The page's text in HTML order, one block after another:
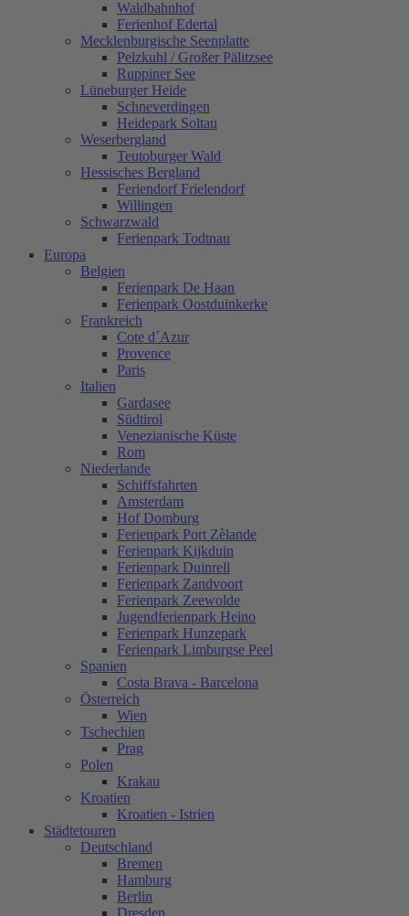
Waldbahnhof
Ferienhof Edertal
Mecklenburgische Seenplatte
Pelzkuhl / Großer Pälitzsee
Ruppiner See
Lüneburger Heide
Schneverdingen
Heidepark Soltau
Weserbergland
Teutoburger Wald
Hessisches Bergland
Feriendorf Frielendorf
Willingen
Schwarzwald
Ferienpark Todtnau
Europa
Belgien
Ferienpark De Haan
Ferienpark Oostduinkerke
Frankreich
Cote d´Azur
Provence
Paris
Italien
Gardasee
Südtirol
Venezianische Küste
Rom
Niederlande
Schiffsfahrten
Amsterdam
Hof Domburg
Ferienpark Port Zèlande
Ferienpark Kijkduin
Ferienpark Duinrell
Ferienpark Zandvoort
Ferienpark Zeewolde
Jugendferienpark Heino
Ferienpark Hunzepark
Ferienpark Limburgse Peel
Spanien
Costa Brava - Barcelona
Österreich
Wien
Tschechien
Prag
Polen
Krakau
Kroatien
Kroatien - Istrien
Städtetouren
Deutschland
Bremen
Hamburg
Berlin